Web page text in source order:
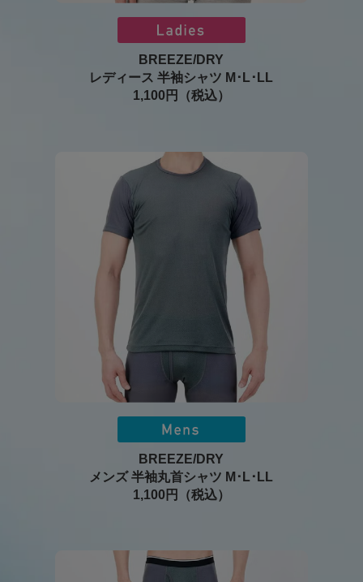
BREEZE/DRY
レディース 半袖シャツ M･L･LL
1,100円（税込）
BREEZE/DRY
メンズ 半袖丸首シャツ M･L･LL
1,100円（税込）